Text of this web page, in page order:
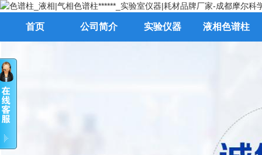
首页 公司简介 实验仪器 液相色谱柱